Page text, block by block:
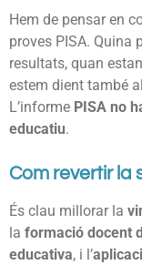
Hem de pensar en
proves PISA. Quina
resultats, quan
estem dient també
L’informe PISA no
educatiu.
Com revertir la
És clau millorar la
la formació docent
educativa, i l’